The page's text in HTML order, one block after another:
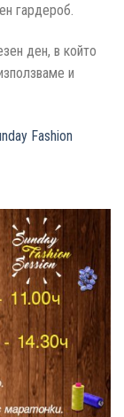
гардероб.
ден, в който
и
Fashion